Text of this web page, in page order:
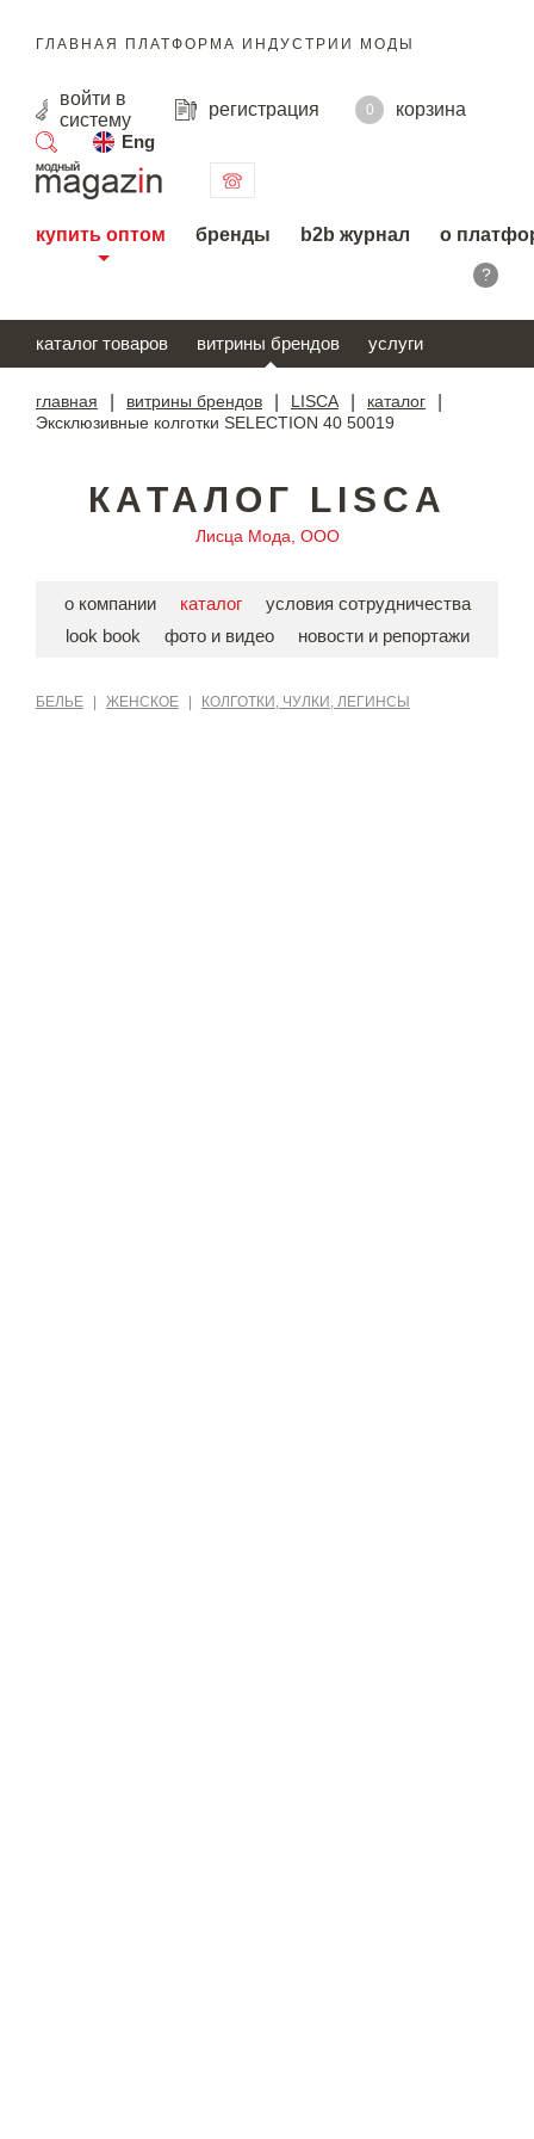
ГЛАВНАЯ ПЛАТФОРМА ИНДУСТРИИ МОДЫ
войти в
систему
регистрация 0
корзина
Eng
поиск
купить оптом бренды b2b журнал о
?
каталог товаров витрины брендов услуги
главная витрины брендов LISCA каталог
Эксклюзивные колготки SELECTION 40 50019
КАТАЛОГ LISCA
Лисца Мода, ООО
о компании каталог
условия сотрудничества
look book
фото и видео новости и репортажи
БЕЛЬЕ ЖЕНСКОЕ КОЛГОТКИ, ЧУЛКИ, ЛЕГИНСЫ